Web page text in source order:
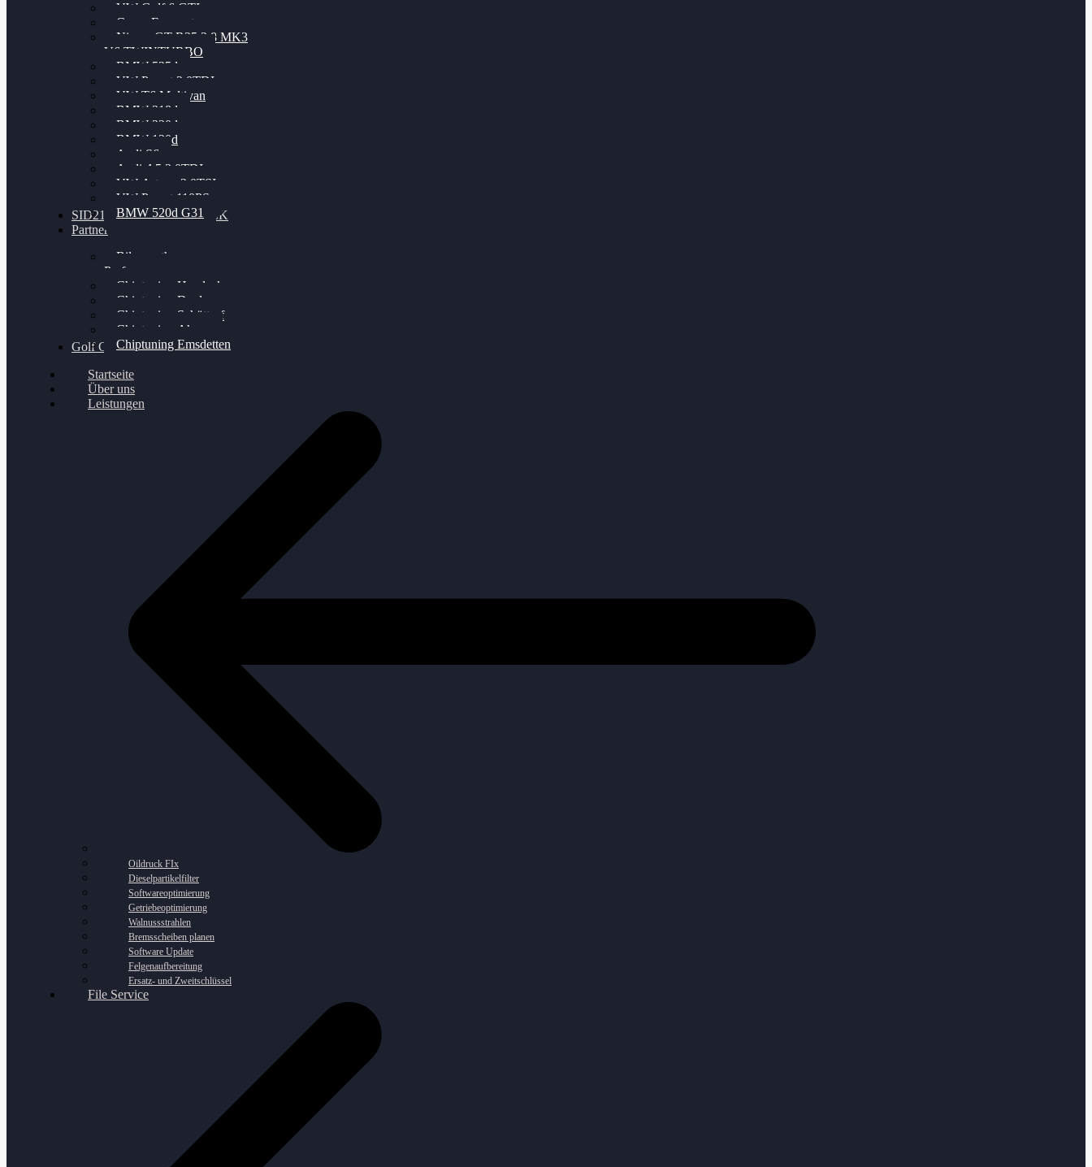
VW Golf 6 GTI
Cupra Formentor
Nissan GT-R35 3.8 MK3
V6 TWINTURBO
BMW 525d
VW Passat 2.0TDI
VW T6 Multivan
BMW 318d
BMW 320d
BMW 120d
Audi S6
Audi A5 3.0TDI
VW Arteon 2.0TSI
VW Passat 110PS
BMW 520d G31
SID212 / 212EVO UNLOCK
Partner
Bilgenroth
Performance
Chiptuning Herzlacke
Chiptuning Duelmen
Chiptuning Schüttorf
Chiptuning Ahaus
Chiptuning Emsdetten
Golf Gewinnspiel
Startseite
Über uns
Leistungen
Oildruck FIx
Dieselpartikelfilter
Softwareoptimierung
Getriebeoptimierung
Walnussstrahlen
Bremsscheiben planen
Software Update
Felgenaufbereitung
Ersatz- und Zweitschlüssel
File Service